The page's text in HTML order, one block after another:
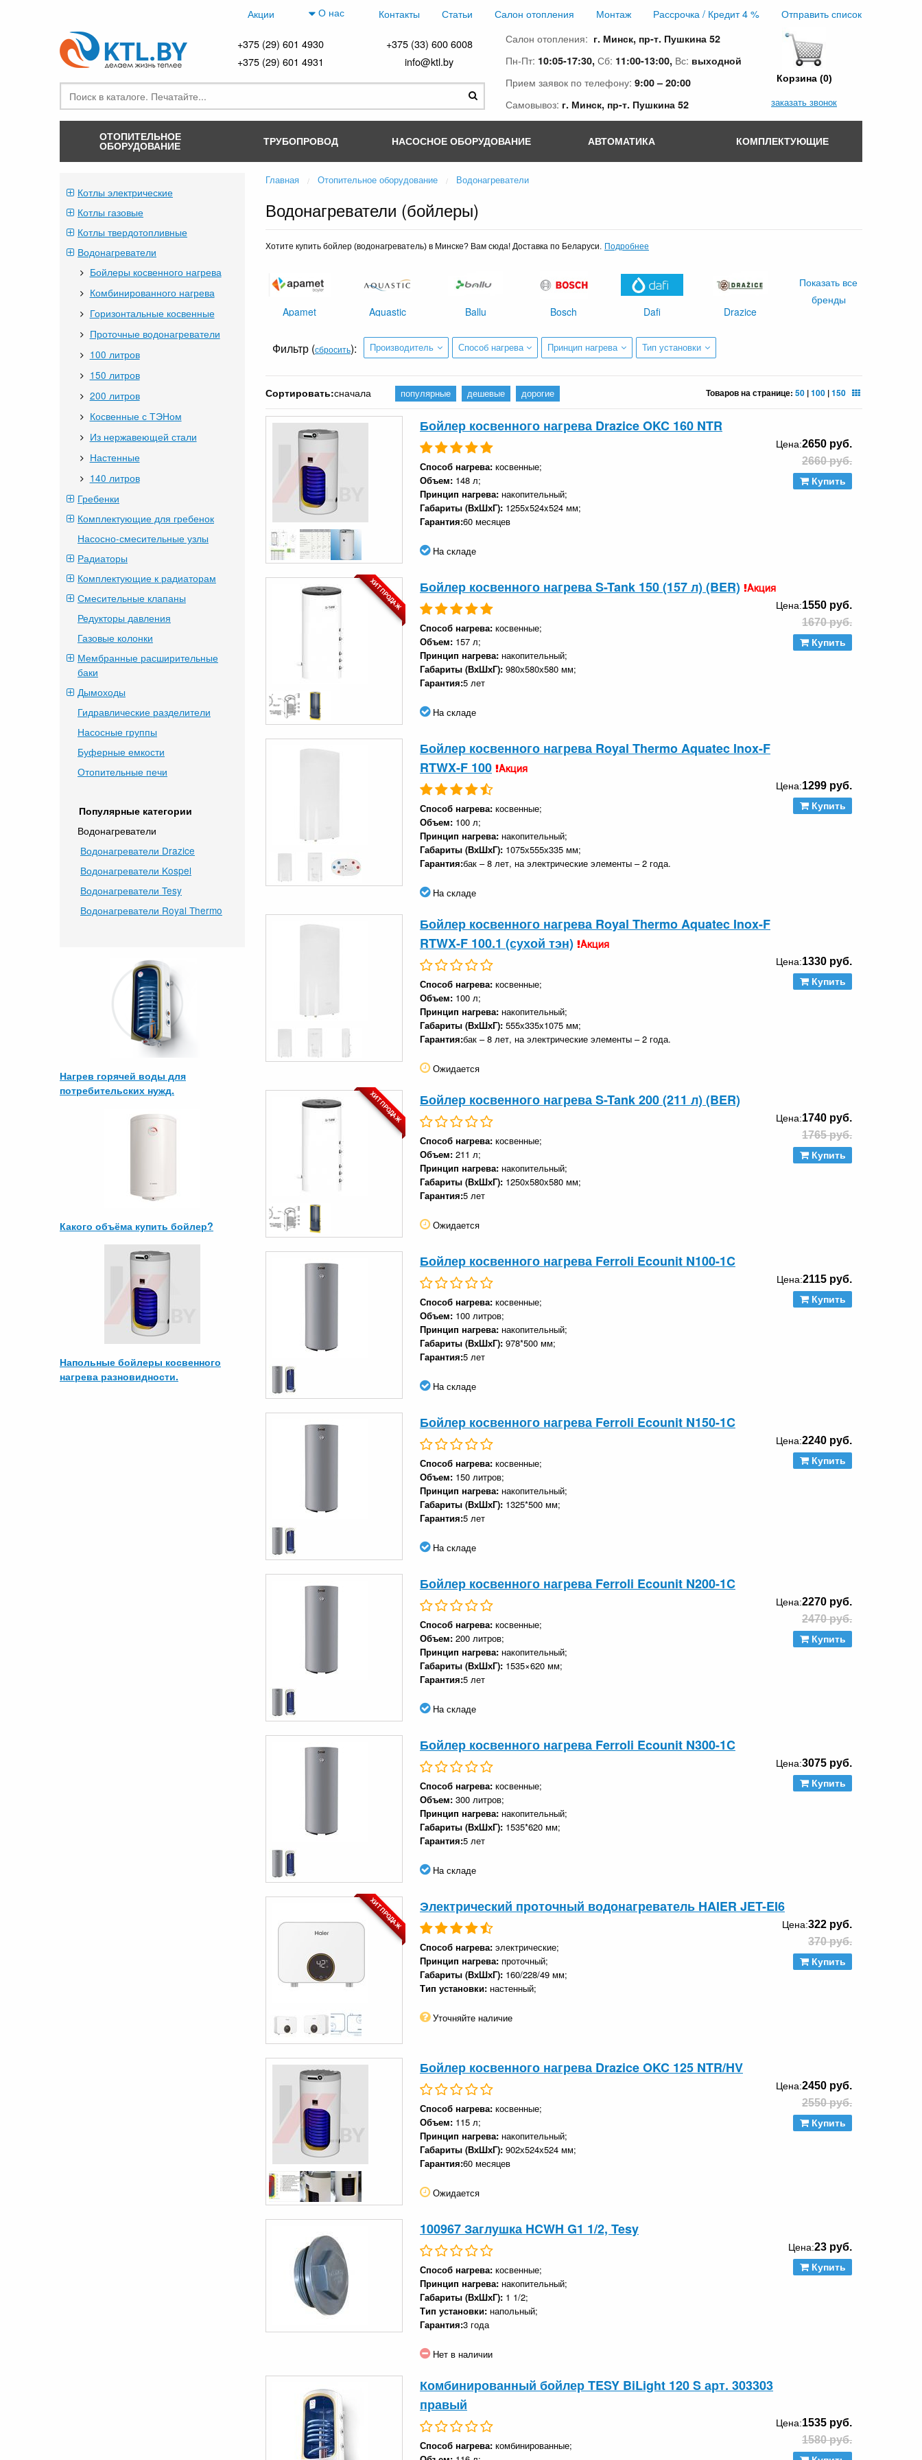
Акции О нас Контакты Статьи Салон отопления Монтаж Рассрочка / Кредит 4 % Отправить список
+375 (29) 601 4930
+375 (33) 600 6008
+375 (29) 601 4931
info@ktl.by
Салон отопления: г. Минск, пр-т. Пушкина 52
Пн-Пт: 10:05-17:30, Сб: 11:00-13:00, Вс: выходной
Прием заявок по телефону: 9:00 – 20:00
Самовывоз: г. Минск, пр-т. Пушкина 52
Корзина (0)
заказать звонок
ОТОПИТЕЛЬНОЕ
ОБОРУДОВАНИЕ ТРУБОПРОВОД НАСОСНОЕ ОБОРУДОВАНИЕ АВТОМАТИКА КОМПЛЕКТУЮЩИЕ
Котлы электрические
Котлы газовые
Котлы твердотопливные
Водонагреватели
Бойлеры косвенного нагрева
Комбинированного нагрева
Горизонтальные косвенные
Проточные водонагреватели
100 литров
150 литров
200 литров
Косвенные с ТЭНом
Из нержавеющей стали
Настенные
140 литров
Гребенки
Комплектующие для гребенок
Насосно-смесительные узлы
Радиаторы
Комплектующие к радиаторам
Смесительные клапаны
Редукторы давления
Газовые колонки
Мембранные расширительные
баки
Дымоходы
Гидравлические разделители
Насосные группы
Буферные емкости
Отопительные печи
Популярные категории
Водонагреватели
Водонагреватели Drazice
Водонагреватели Kospel
Водонагреватели Tesy
Водонагреватели Royal Thermo
Нагрев горячей воды для
потребительских нужд.
Какого объёма купить бойлер?
Напольные бойлеры косвенного
нагрева разновидности.
Главная Отопительное оборудование Водонагреватели
Водонагреватели (бойлеры)
Хотите купить бойлер (водонагреватель) в Минске? Вам сюда! Доставка по Беларуси. Подробнее
Apamet Aquastic Ballu Bosch Dafi Drazice
Показать все
бренды
Фильтр (сбросить): Производитель Способ нагрева Принцип нагрева Тип установки
Товаров на странице: 50 |100 |150
Сортировать:сначала популярные дешевые дорогие
Бойлер косвенного нагрева Drazice OKC 160 NTR
Способ нагрева: косвенные;
Объем: 148 л;
Принцип нагрева: накопительный;
Габариты (ВхШхГ): 1255x524x524 мм;
Гарантия:60 месяцев
На складе
Цена:2650 руб.
2660 руб.
Купить
ХИТ ПРОДАЖ Бойлер косвенного нагрева S-Tank 150 (157 л) (BER) Акция
Способ нагрева: косвенные;
Объем: 157 л;
Принцип нагрева: накопительный;
Габариты (ВхШхГ): 980х580х580 мм;
Гарантия:5 лет
На складе
Цена:1550 руб.
1670 руб.
Купить
Бойлер косвенного нагрева Royal Thermo Aquatec Inox-F
RTWX-F 100
Акция
Способ нагрева: косвенные;
Объем: 100 л;
Принцип нагрева: накопительный;
Габариты (ВхШхГ): 1075х555х335 мм;
Гарантия:бак – 8 лет, на электрические элементы – 2 года.
На складе
Цена:1299 руб.
Купить
Бойлер косвенного нагрева Royal Thermo Aquatec Inox-F
RTWX-F 100.1 (сухой тэн)
Акция
Способ нагрева: косвенные;
Объем: 100 л;
Принцип нагрева: накопительный;
Габариты (ВхШхГ): 555х335х1075 мм;
Гарантия:бак – 8 лет, на электрические элементы – 2 года.
Ожидается
Цена:1330 руб.
Купить
ХИТ ПРОДАЖ Бойлер косвенного нагрева S-Tank 200 (211 л) (BER)
Способ нагрева: косвенные;
Объем: 211 л;
Принцип нагрева: накопительный;
Габариты (ВхШхГ): 1250х580х580 мм;
Гарантия:5 лет
Ожидается
Цена:1740 руб.
1765 руб.
Купить
Бойлер косвенного нагрева Ferroli Ecounit N100-1C
Способ нагрева: косвенные;
Объем: 100 литров;
Принцип нагрева: накопительный;
Габариты (ВхШхГ): 978*500 мм;
Гарантия:5 лет
На складе
Цена:2115 руб.
Купить
Бойлер косвенного нагрева Ferroli Ecounit N150-1C
Способ нагрева: косвенные;
Объем: 150 литров;
Принцип нагрева: накопительный;
Габариты (ВхШхГ): 1325*500 мм;
Гарантия:5 лет
На складе
Цена:2240 руб.
Купить
Бойлер косвенного нагрева Ferroli Ecounit N200-1C
Способ нагрева: косвенные;
Объем: 200 литров;
Принцип нагрева: накопительный;
Габариты (ВхШхГ): 1535×620 мм;
Гарантия:5 лет
На складе
Цена:2270 руб.
2470 руб.
Купить
Бойлер косвенного нагрева Ferroli Ecounit N300-1C
Способ нагрева: косвенные;
Объем: 300 литров;
Принцип нагрева: накопительный;
Габариты (ВхШхГ): 1535*620 мм;
Гарантия:5 лет
На складе
Цена:3075 руб.
Купить
ХИТ ПРОДАЖ Электрический проточный водонагреватель HAIER JET-EI6
Способ нагрева: электрические;
Принцип нагрева: проточный;
Габариты (ВхШхГ): 160/228/49 мм;
Тип установки: настенный;
Уточняйте наличие
Цена:322 руб.
370 руб.
Купить
​Бойлер косвенного нагрева Drazice OKC 125 NTR/HV
Способ нагрева: косвенные;
Объем: 115 л;
Принцип нагрева: накопительный;
Габариты (ВхШхГ): 902х524х524 мм;
Гарантия:60 месяцев
Ожидается
Цена:2450 руб.
2550 руб.
Купить
100967 Заглушка HCWH G1 1/2, Tesy
Способ нагрева: косвенные;
Принцип нагрева: накопительный;
Габариты (ВхШхГ): 1 1/2;
Тип установки: напольный;
Гарантия:3 года
Нет в наличии
Цена:23 руб.
Купить
Комбинированный бойлер TESY BiLight 120 S арт. 303303
правый
Способ нагрева: комбинированные;
Цена:1535 руб.
1580 руб.